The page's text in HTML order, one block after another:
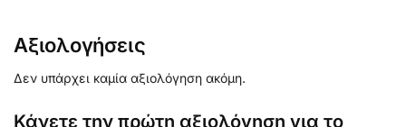
Αξιολογήσεις
Δεν υπάρχει καμία αξιολόγηση ακόμη.
Κάνετε την πρώτη αξιολόγηση για το